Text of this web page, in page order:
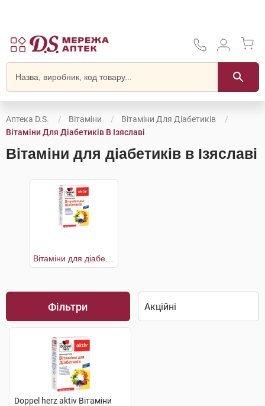
Аптека D.S. Вітаміни
Вітаміни Для Діабетиків
Вітаміни Для Діабетиків В Ізяславі
Вітаміни для діабетиків в Ізяславі
Фільтри
Doppel herz aktiv Вітаміни